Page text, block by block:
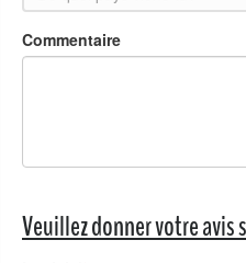
Commentaire
Veuillez donner votre avis